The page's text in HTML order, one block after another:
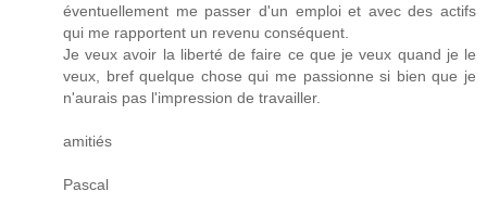
éventuellement me passer d'un emploi et avec des actifs
qui me rapportent un revenu conséquent.
Je veux avoir la liberté de faire ce que je veux quand je le
veux, bref quelque chose qui me passionne si bien que je
n'aurais pas l'impression de travailler.
amitiés
Pascal